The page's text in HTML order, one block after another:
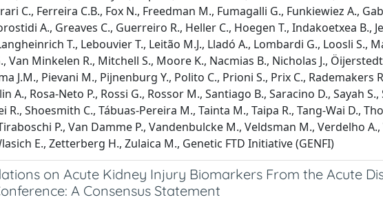
C., Ferreira C.B., Fox N., Freedman M., Fumagalli G., Funkiewiez A.,
A., Greaves C., Guerreiro R., Heller C., Hoegen T., Indakoetxea B.,
T., Lebouvier T., Leitão M.J., Lladó A., Lombardi G., Loosli S.,
Van Minkelen R., Mitchell S., Moore K., Nacmias B., Nicholas J.,
J.M., Pievani M., Pijnenburg Y., Polito C., Prioni S., Prix C., Rademakers
A., Rosa-Neto P., Rossi G., Rossor M., Santiago B., Saracino D., Sayah
R., Shoesmith C., Tábuas-Pereira M., Tainta M., Taipa R., Tang-Wai D.,
P., Van Damme P., Vandenbulcke M., Veldsman M., Verdelho A.,
E., Zetterberg H., Zulaica M., Genetic FTD Initiative (GENFI)
on Acute Kidney Injury Biomarkers From the Acute
A Consensus Statement